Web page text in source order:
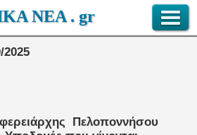
ΝΕΑ . gr
2025
Πελοποννήσου